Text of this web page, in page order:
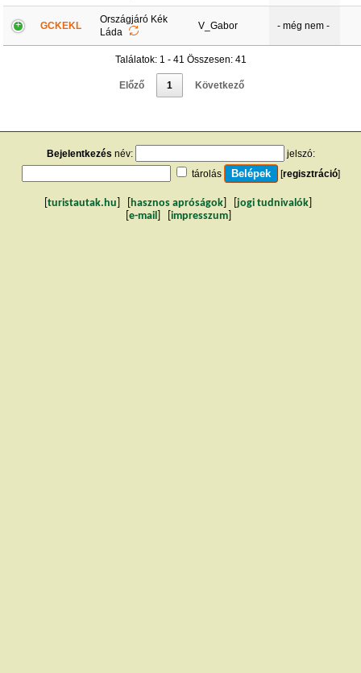
GCKEKL
Országjáró Kék
Láda
V_Gabor - még nem -
Találatok: 1 - 41 Összesen: 41
Előző 1 Következő
Bejelentkezés név:
jelszó:
tárolás
[regisztráció]
turistautak.hu hasznos apróságok jogi tudnivalók
e-mail impresszum]